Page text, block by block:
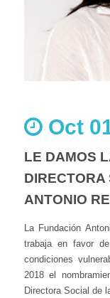
Oct
LE DAMOS
ANTONIO
La Fundación
trabaja en favor
condiciones
2018 el
Directora Social de